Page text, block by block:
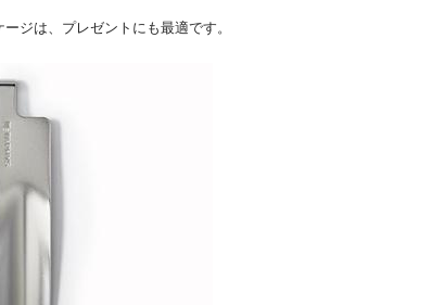
ジは、プレゼントにも最適です。